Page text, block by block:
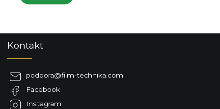
Kontakt
podpora@film-technika.com
Facebook
Instagram